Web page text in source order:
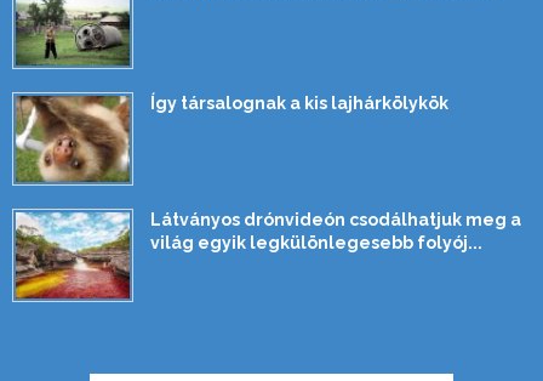
Így társalognak a kis lajhárkölykök
Látványos drónvideón csodálhatjuk meg a
világ egyik legkülönlegesebb folyój...